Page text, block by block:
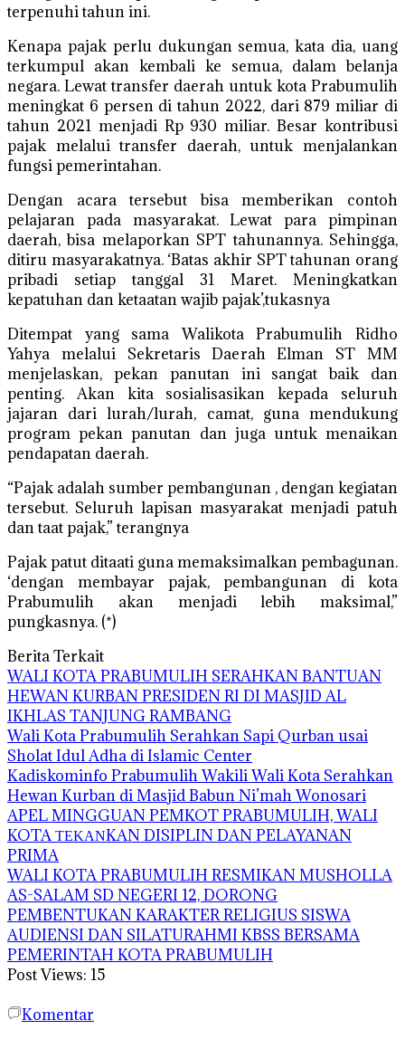
terpenuhi tahun ini.
Kenapa pajak perlu dukungan semua, kata dia, uang
terkumpul akan kembali ke semua, dalam belanja
negara. Lewat transfer daerah untuk kota Prabumulih
meningkat 6 persen di tahun 2022, dari 879 miliar di
tahun 2021 menjadi Rp 930 miliar. Besar kontribusi
pajak melalui transfer daerah, untuk menjalankan
fungsi pemerintahan.
Dengan acara tersebut bisa memberikan contoh
pelajaran pada masyarakat. Lewat para pimpinan
daerah, bisa melaporkan SPT tahunannya. Sehingga,
ditiru masyarakatnya. ‘Batas akhir SPT tahunan orang
pribadi setiap tanggal 31 Maret. Meningkatkan
kepatuhan dan ketaatan wajib pajak’,tukasnya
Ditempat yang sama Walikota Prabumulih Ridho
Yahya melalui Sekretaris Daerah Elman ST MM
menjelaskan, pekan panutan ini sangat baik dan
penting. Akan kita sosialisasikan kepada seluruh
jajaran dari lurah/lurah, camat, guna mendukung
program pekan panutan dan juga untuk menaikan
pendapatan daerah.
“Pajak adalah sumber pembangunan , dengan kegiatan
tersebut. Seluruh lapisan masyarakat menjadi patuh
dan taat pajak,” terangnya
Pajak patut ditaati guna memaksimalkan pembagunan.
‘dengan membayar pajak, pembangunan di kota
Prabumulih akan menjadi lebih maksimal,”
pungkasnya. (*)
Berita Terkait
WALI KOTA PRABUMULIH SERAHKAN BANTUAN
HEWAN KURBAN PRESIDEN RI DI MASJID AL
IKHLAS TANJUNG RAMBANG
Wali Kota Prabumulih Serahkan Sapi Qurban usai
Sholat Idul Adha di Islamic Center
Kadiskominfo Prabumulih Wakili Wali Kota Serahkan
Hewan Kurban di Masjid Babun Ni’mah Wonosari
APEL MINGGUAN PEMKOT PRABUMULIH, WALI
KOTA ΤΕΚΑΝKAN DISIPLIN DAN PELAYANAN
PRIMA
WALI KOTA PRABUMULIH RESMIKAN MUSHOLLA
AS-SALAM SD NEGERI 12, DORONG
PEMBENTUKAN KARAKTER RELIGIUS SISWA
AUDIENSI DAN SILATURAHMI KBSS BERSAMA
PEMERINTAH KOTA PRABUMULIH
Post Views: 15
Komentar